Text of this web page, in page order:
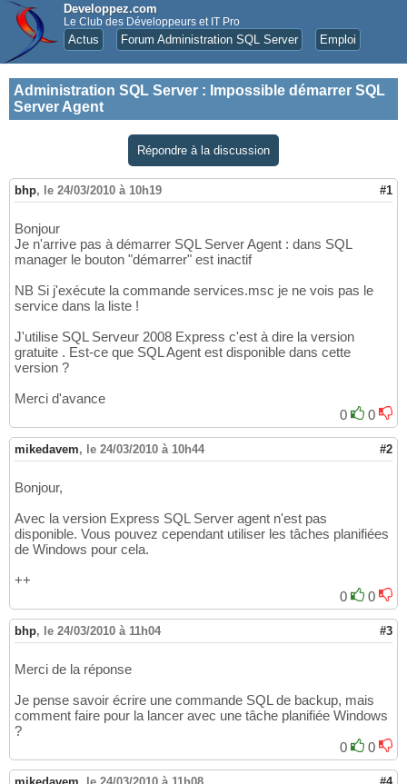
Developpez.com
Le Club des Développeurs et IT Pro
Actus Forum Administration SQL Server Emploi
Administration SQL Server : Impossible démarrer SQL
Server Agent
Répondre à la discussion
bhp, le 24/03/2010 à 10h19 #1
Bonjour
Je n'arrive pas à démarrer SQL Server Agent : dans SQL
manager le bouton "démarrer" est inactif
NB Si j'exécute la commande services.msc je ne vois pas le
service dans la liste !
J'utilise SQL Serveur 2008 Express c'est à dire la version
gratuite . Est-ce que SQL Agent est disponible dans cette
version ?
Merci d'avance
0
0
mikedavem, le 24/03/2010 à 10h44 #2
Bonjour,
Avec la version Express SQL Server agent n'est pas
disponible. Vous pouvez cependant utiliser les tâches planifiées
de Windows pour cela.
++
0
0
bhp, le 24/03/2010 à 11h04 #3
Merci de la réponse
Je pense savoir écrire une commande SQL de backup, mais
comment faire pour la lancer avec une tâche planifiée Windows
?
0
0